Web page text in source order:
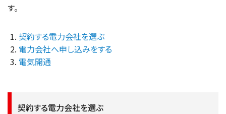
す。
契約する電力会社を選ぶ
電力会社へ申し込みをする
電気開通
契約する電力会社を選ぶ